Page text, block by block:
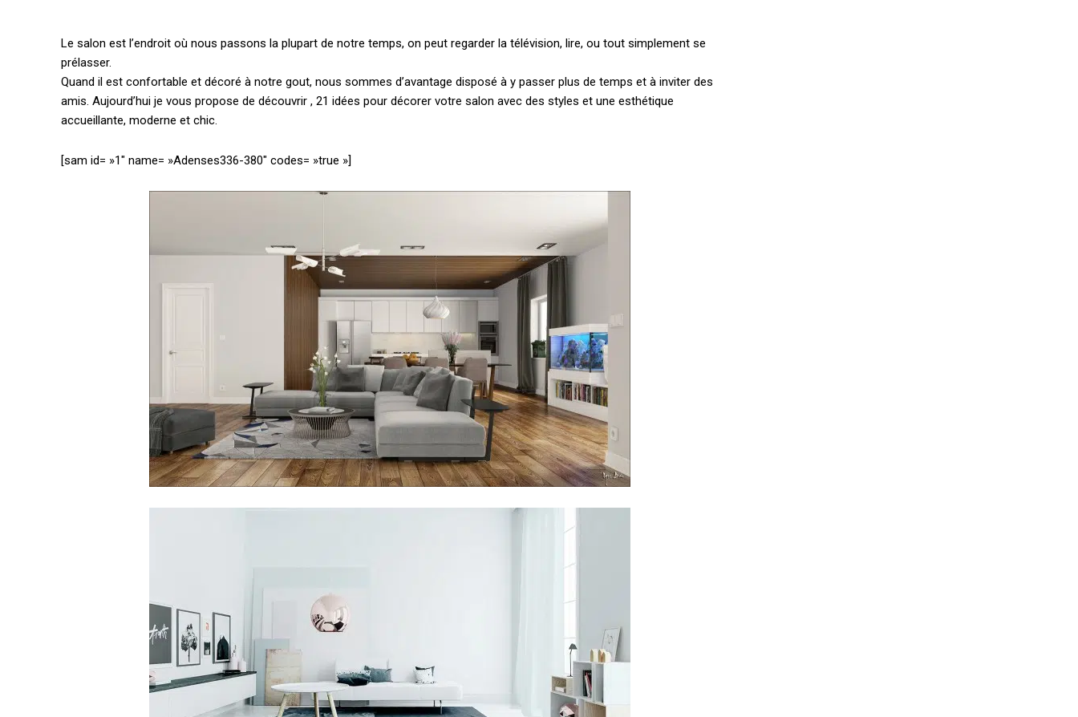
Le salon est l’endroit où nous passons la plupart de notre temps, on peut regarder la télévision, lire, ou tout simplement se
prélasser.
Quand il est confortable et décoré à notre gout, nous sommes d’avantage disposé à y passer plus de temps et à inviter des
amis. Aujourd’hui je vous propose de découvrir , 21 idées pour décorer votre salon avec des styles et une esthétique
accueillante, moderne et chic.
[sam id= »1″ name= »Adenses336-380″ codes= »true »]